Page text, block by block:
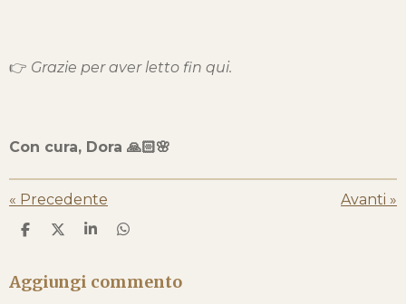
👉 Grazie per aver letto fin qui.
Con cura, Dora 🙏🏻🌸
« Precedente Avanti »
C
d
i
C
d
i
C
d
C
d
i
Aggiungi commento